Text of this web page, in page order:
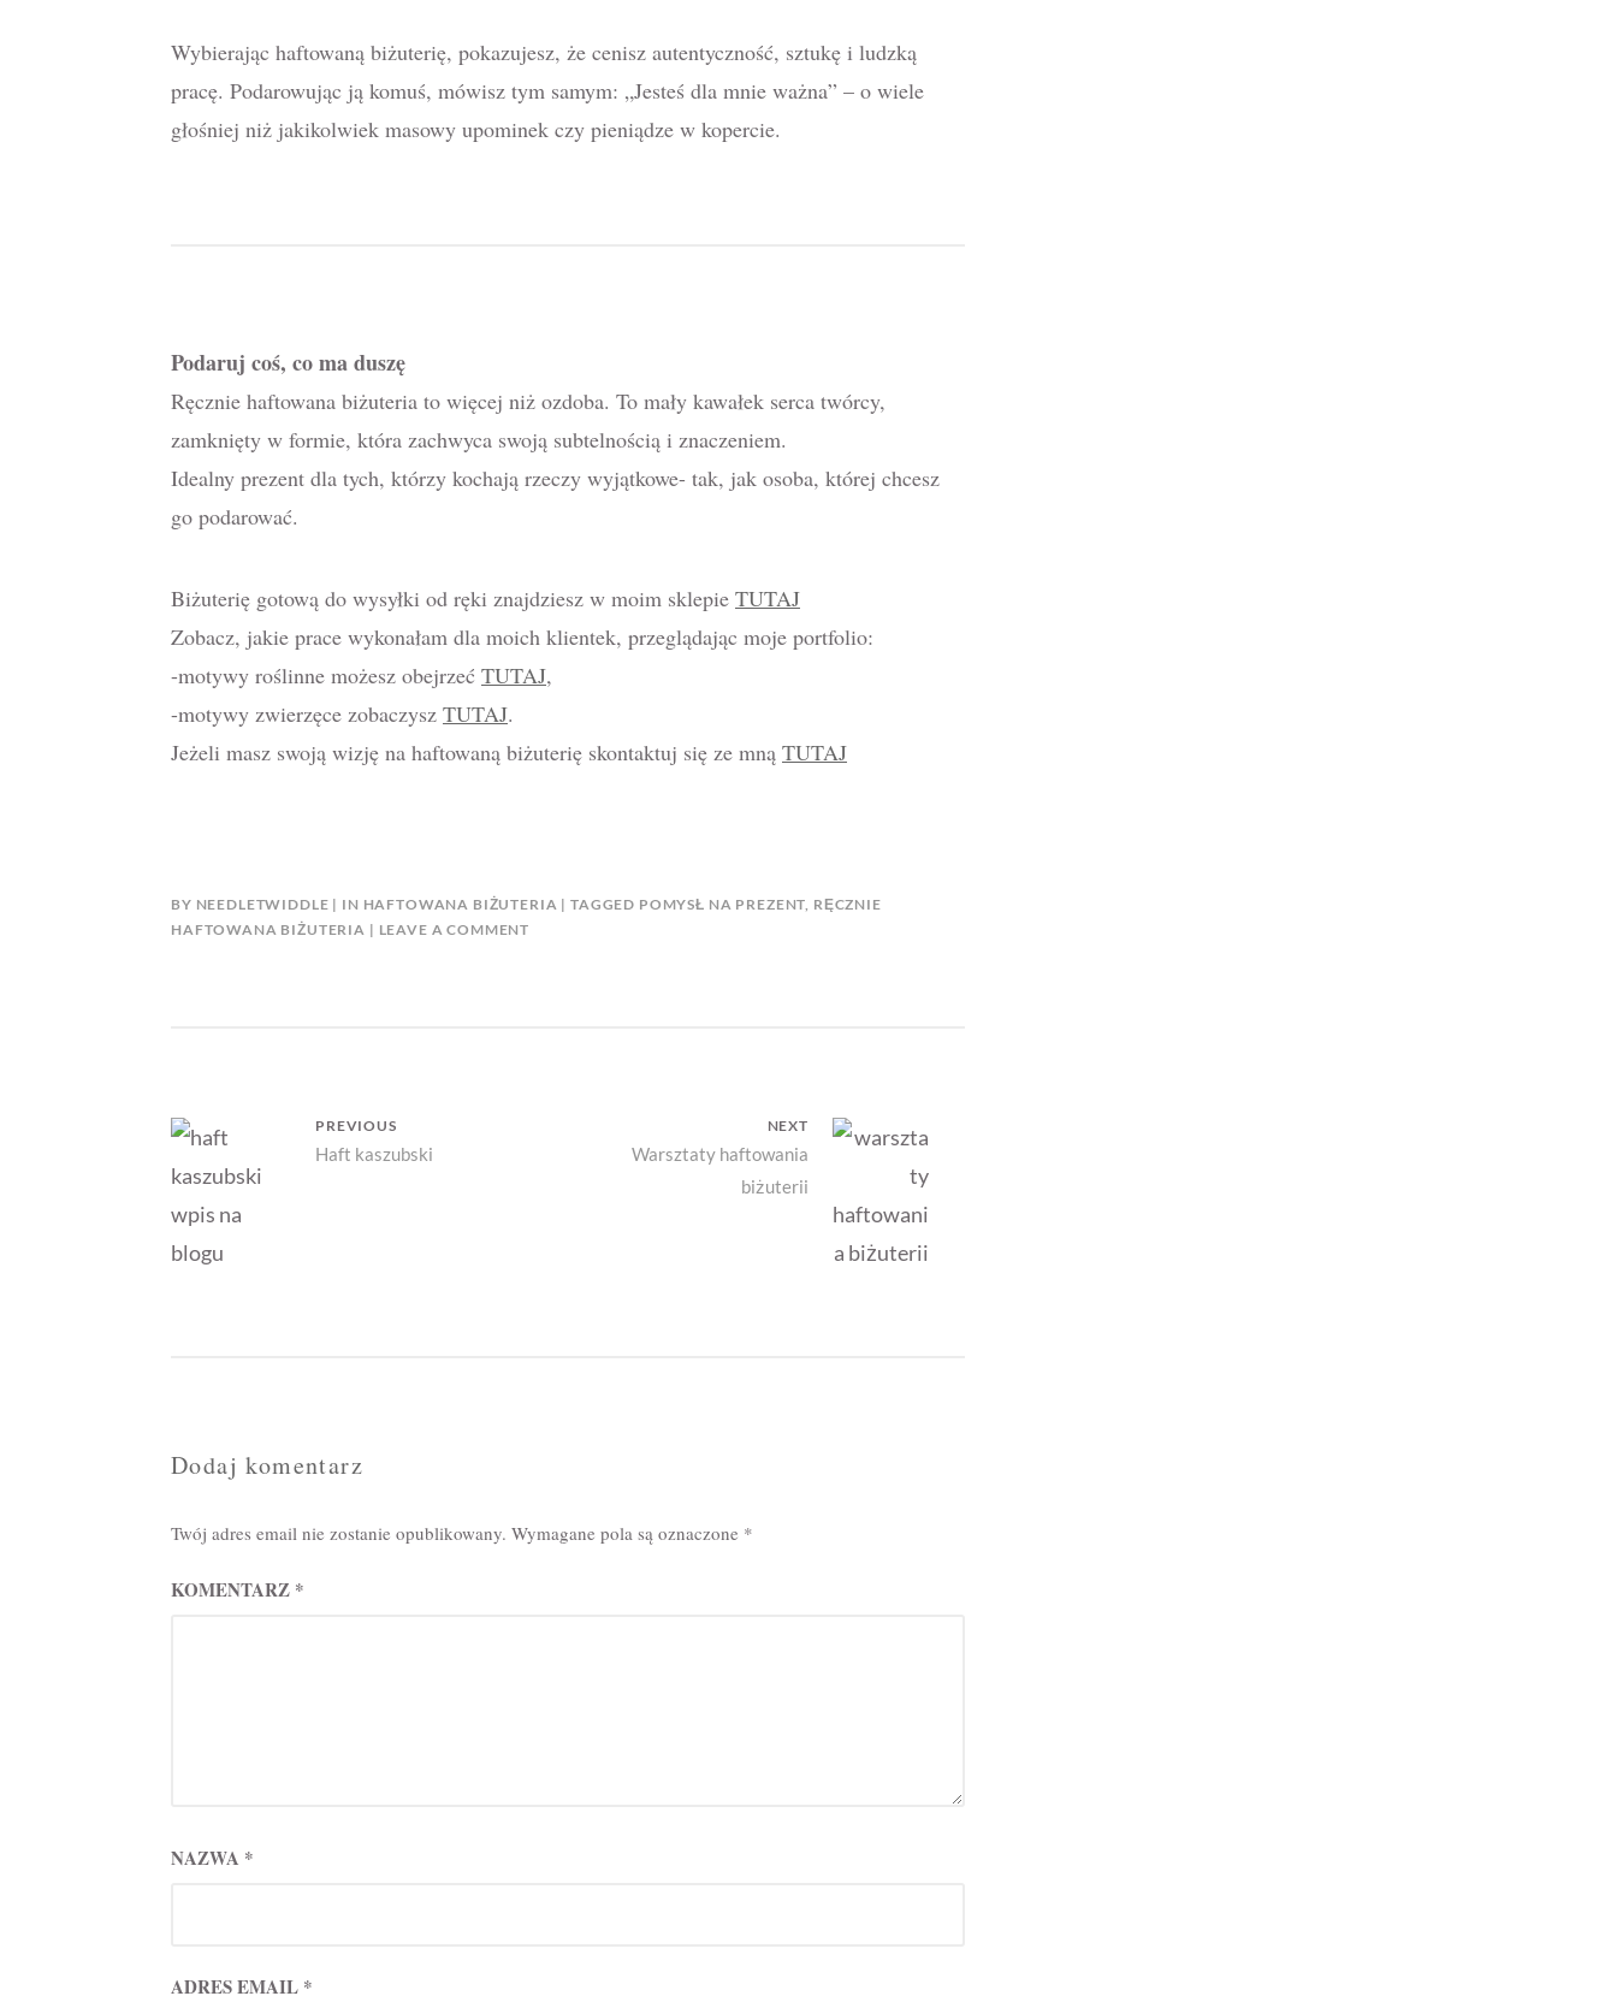
Wybierając haftowaną biżuterię, pokazujesz, że cenisz autentyczność, sztukę i ludzką
pracę. Podarowując ją komuś, mówisz tym samym: „Jesteś dla mnie ważna” – o wiele
głośniej niż jakikolwiek masowy upominek czy pieniądze w kopercie.
Podaruj coś, co ma duszę
Ręcznie haftowana biżuteria to więcej niż ozdoba. To mały kawałek serca twórcy,
zamknięty w formie, która zachwyca swoją subtelnością i znaczeniem.
Idealny prezent dla tych, którzy kochają rzeczy wyjątkowe- tak, jak osoba, której chcesz
go podarować.
Biżuterię gotową do wysyłki od ręki znajdziesz w moim sklepie TUTAJ
Zobacz, jakie prace wykonałam dla moich klientek, przeglądając moje portfolio:
-motywy roślinne możesz obejrzeć TUTAJ,
-motywy zwierzęce zobaczysz TUTAJ.
Jeżeli masz swoją wizję na haftowaną biżuterię skontaktuj się ze mną TUTAJ
BY NEEDLETWIDDLE IN HAFTOWANA BIŻUTERIA TAGGED POMYSŁ NA PREZENT, RĘCZNIE
HAFTOWANA BIŻUTERIA
LEAVE A COMMENT
Nawigacja
wpisu
PREVIOUS
Haft kaszubski
NEXT
Warsztaty haftowania
biżuterii
Dodaj komentarz
Twój adres email nie zostanie opublikowany. Wymagane pola są oznaczone *
KOMENTARZ *
NAZWA *
ADRES EMAIL *